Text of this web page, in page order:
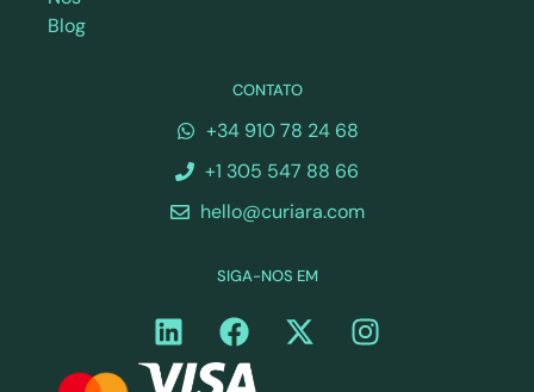
Blog
CONTATO
+34 910 78 24 68
+1 305 547 88 66
hello@curiara.com
SIGA-NOS EM